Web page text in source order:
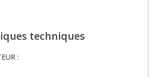
techniques
: